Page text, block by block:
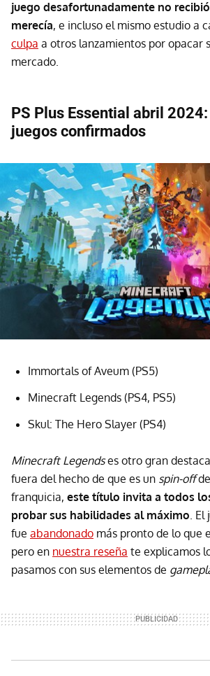
juego desafortunadamente no
merecía, e incluso el mismo estudio a
culpa a otros lanzamientos por opacar
mercado.
PS Plus Essential abril
juegos confirmados
Immortals of Aveum (PS5)
Minecraft Legends (PS4, PS5)
Skul: The Hero Slayer (PS4)
Minecraft Legendses otro gran
fuera del hecho de que es un spin-off
franquicia, este título invita a todos
probar sus habilidades al máximo .
fue abandonado más pronto de lo que
pero en nuestra reseña te explicamos
pasamos con sus elementos de